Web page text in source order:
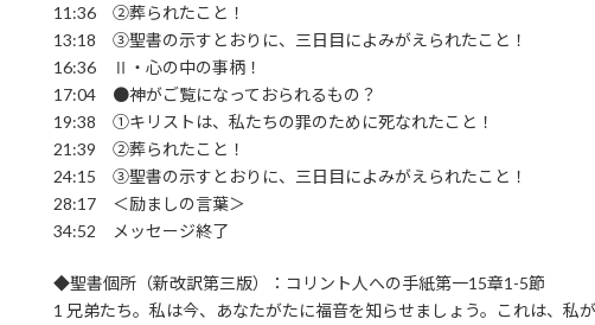
11:36 ②葬られたこと！
13:18 ③聖書の示すとおりに、三日目によみがえられたこと！
16:36 Ⅱ・心の中の事柄！
17:04 ●神がご覧になっておられるもの？
19:38 ①キリストは、私たちの罪のために死なれたこと！
21:39 ②葬られたこと！
24:15 ③聖書の示すとおりに、三日目によみがえられたこと！
28:17 ＜励ましの言葉＞
34:52 メッセージ終了
◆聖書個所（新改訳第三版）：コリント人への手紙第一15章1-5節
1 兄弟たち。私は今、あなたがたに福音を知らせましょう。これは、私